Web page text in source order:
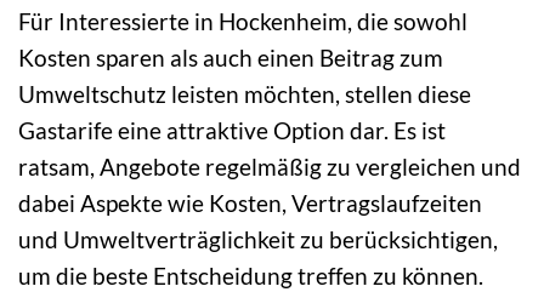
Für Interessierte in Hockenheim, die sowohl
Kosten sparen als auch einen Beitrag zum
Umweltschutz leisten möchten, stellen diese
Gastarife eine attraktive Option dar. Es ist
ratsam, Angebote regelmäßig zu vergleichen und
dabei Aspekte wie Kosten, Vertragslaufzeiten
und Umweltverträglichkeit zu berücksichtigen,
um die beste Entscheidung treffen zu können.